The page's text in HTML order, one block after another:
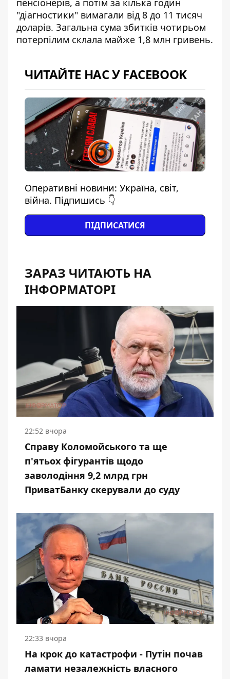
пенсіонерів, а потім за кілька годин
"діагностики" вимагали від 8 до 11 тисяч
доларів. Загальна сума збитків чотирьом
потерпілим склала майже 1,8 млн гривень.
ЧИТАЙТЕ НАС У FACEBOOK
Оперативні новини: Україна, світ,
війна. Підпишись 👇
ПІДПИСАТИСЯ
ЗАРАЗ ЧИТАЮТЬ НА
ІНФОРМАТОРІ
22:52 вчора
Справу Коломойського та ще
п'ятьох фігурантів щодо
заволодіння 9,2 млрд грн
ПриватБанку скерували до суду
22:33 вчора
На крок до катастрофи - Путін почав
ламати незалежність власного